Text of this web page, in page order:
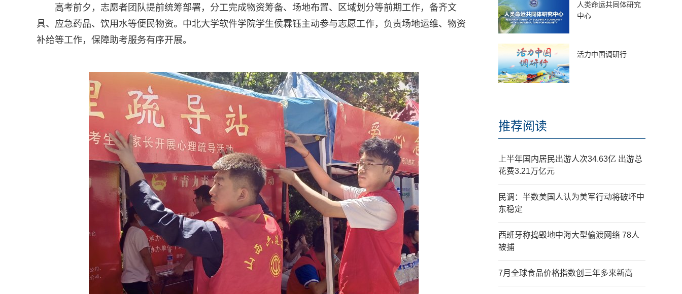
高考前夕，志愿者团队提前统筹部署，分工完成物资筹备、场地布置、区域划分等前期工作，备齐文
具、应急药品、饮用水等便民物资。中北大学软件学院学生侯霖钰主动参与志愿工作，负责场地运维、物资
补给等工作，保障助考服务有序开展。
人类命运共同体研究
中心
活力中国调研行
推荐阅读
上半年国内居民出游人次34.63亿 出游总
花费3.21万亿元
民调：半数美国人认为美军行动将破坏中
东稳定
西班牙称捣毁地中海大型偷渡网络 78人
被捕
7月全球食品价格指数创三年多来新高